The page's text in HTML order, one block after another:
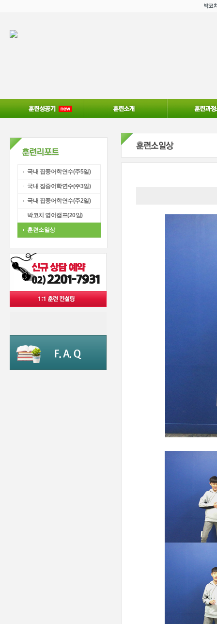
국내 집중어학연수(주5일)
국내 집중어학연수(주3일)
국내 집중어학연수(주2일)
박코치 영어캠프(20일)
훈련소일상